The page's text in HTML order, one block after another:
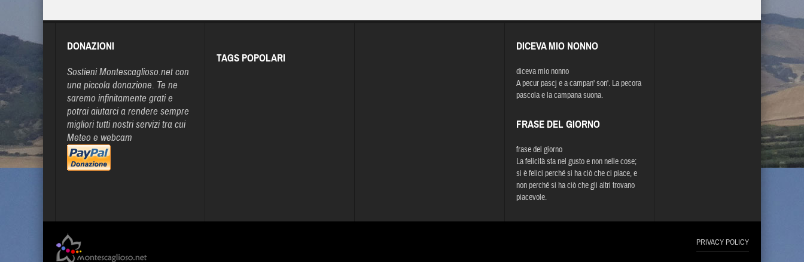
DONAZIONI
Sostieni Montescaglioso.net con
una piccola donazione. Te ne
saremo infinitamente grati e
potrai aiutarci a rendere sempre
migliori tutti nostri servizi tra cui
Meteo e webcam
TAGS POPOLARI
DICEVA MIO NONNO
diceva mio nonno
A pecur pascj e a campan' son'. La pecora
pascola e la campana suona.
FRASE DEL GIORNO
frase del giorno
La felicità sta nel gusto e non nelle cose;
si è felici perché si ha ciò che ci piace, e
non perché si ha ciò che gli altri trovano
piacevole.
PRIVACY POLICY